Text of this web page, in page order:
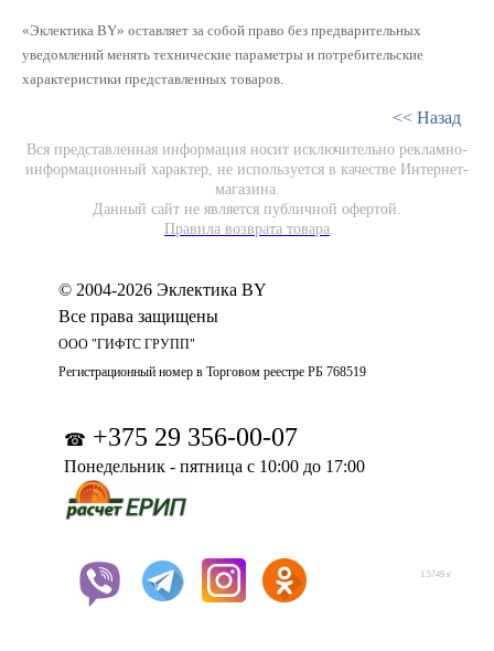
«Эклектика BY» оставляет за собой право без предварительных
уведомлений менять технические параметры и потребительские
характеристики представленных товаров.
<< Назад
Вся представленная информация носит исключительно рекламно-
информационный характер, не используется в качестве Интернет-
магазина.
Данный сайт не является публичной офертой.
Правила возврата товара
© 2004-2026 Эклектика BY
Все права защищены
ООО "ГИФТС ГРУПП"
Регистрационный номер в Торговом реестре РБ 768519
☎ +375 29 356-00-07
Понедельник - пятница с 10:00 до 17:00
1.5749 s'